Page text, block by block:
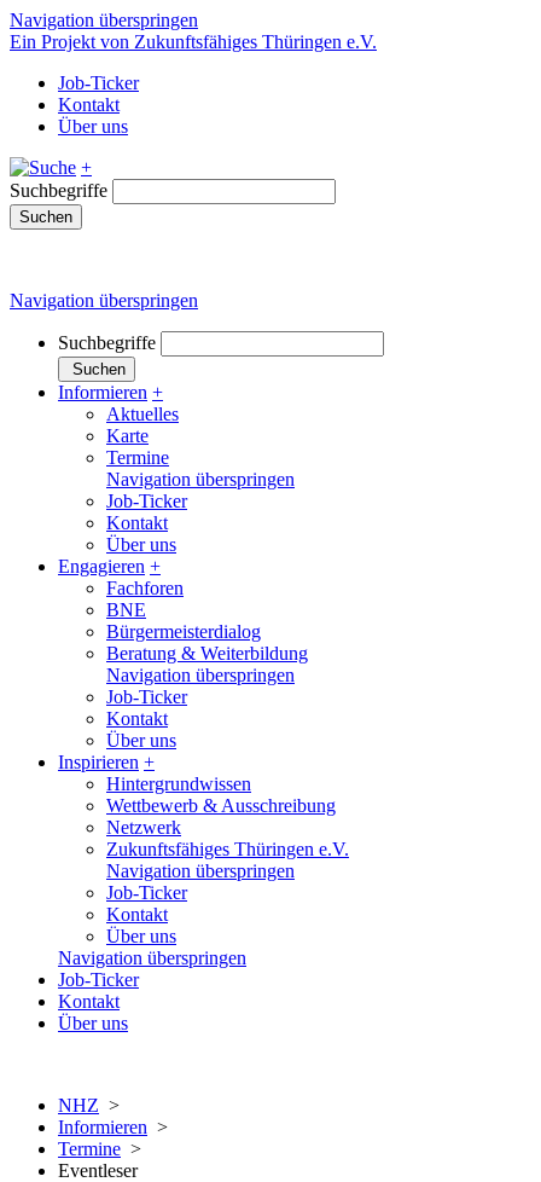
Navigation überspringen
Ein Projekt von Zukunftsfähiges Thüringen e.V.
Job-Ticker
Kontakt
Über uns
+
Suchbegriffe
Suchen
Navigation überspringen
Suchbegriffe
Suchen
Informieren +
Aktuelles
Karte
Termine
Navigation überspringen
Job-Ticker
Kontakt
Über uns
Engagieren +
Fachforen
BNE
Bürgermeisterdialog
Beratung & Weiterbildung
Navigation überspringen
Job-Ticker
Kontakt
Über uns
Inspirieren +
Hintergrundwissen
Wettbewerb & Ausschreibung
Netzwerk
Zukunftsfähiges Thüringen e.V.
Navigation überspringen
Job-Ticker
Kontakt
Über uns
Navigation überspringen
Job-Ticker
Kontakt
Über uns
NHZ >
Informieren >
Termine >
Eventleser